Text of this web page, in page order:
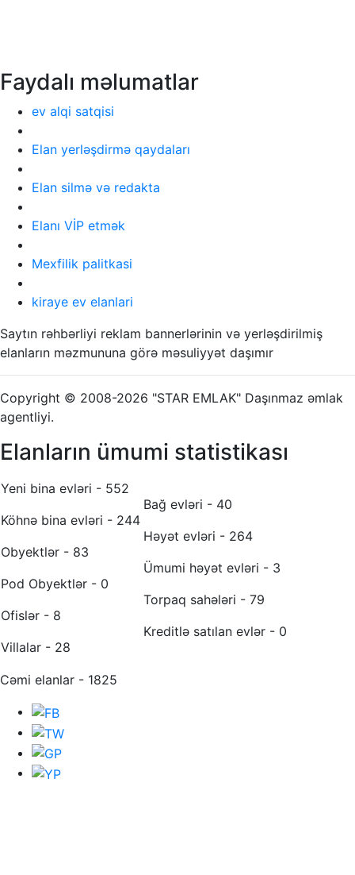
Faydalı məlumatlar
ev alqi satqisi
Elan yerləşdirmə qaydaları
Elan silmə və redakta
Elanı VİP etmək
Mexfilik palitkasi
kiraye ev elanlari
Saytın rəhbərliyi reklam bannerlərinin və yerləşdirilmiş
elanların məzmununa görə məsuliyyət daşımır
Copyright © 2008-2026 "STAR EMLAK" Daşınmaz əmlak
agentliyi.
Elanların ümumi statistikası
Yeni bina evləri - 552
Köhnə bina evləri - 244
Obyektlər - 83
Pod Obyektlər - 0
Ofislər - 8
Villalar - 28
Bağ evləri - 40
Həyət evləri - 264
Ümumi həyət evləri - 3
Torpaq sahələri - 79
Kreditlə satılan evlər - 0
Cəmi elanlar - 1825